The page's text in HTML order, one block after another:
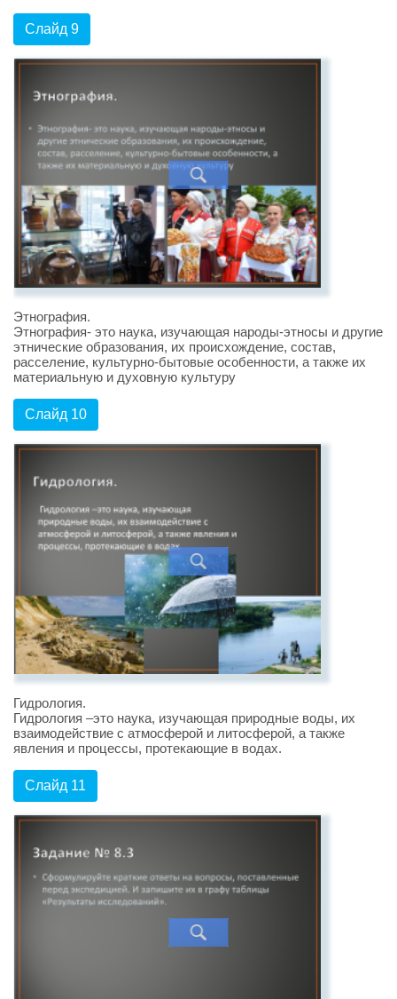
Слайд 9
Этнография.
Этнография- это наука, изучающая народы-этносы и другие
этнические образования, их происхождение, состав,
расселение, культурно-бытовые особенности, а также их
материальную и духовную культуру
Слайд 10
Гидрология.
Гидрология –это наука, изучающая природные воды, их
взаимодействие с атмосферой и литосферой, а также
явления и процессы, протекающие в водах.
Слайд 11